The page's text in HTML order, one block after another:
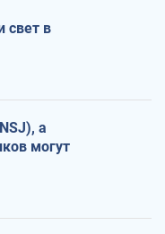
свет в
а
могут